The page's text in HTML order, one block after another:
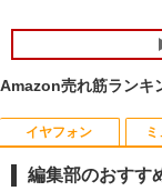
1
1
Amazon売れ筋ランキ
イヤフォン
編集部のおすす